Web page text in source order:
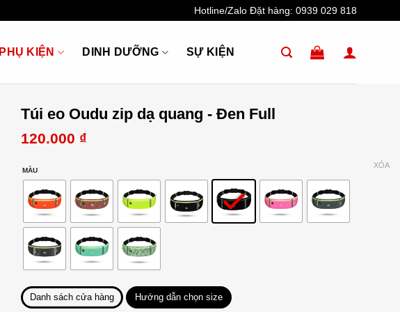
Hotline/Zalo Đặt hàng: 0939 029 818
PHỤ KIỆN DINH DƯỠNG SỰ KIỆN
Túi eo Oudu zip dạ quang - Đen Full
120.000 ₫
MÀU
XÓA
Danh sách cửa hàng Hướng dẫn chọn size